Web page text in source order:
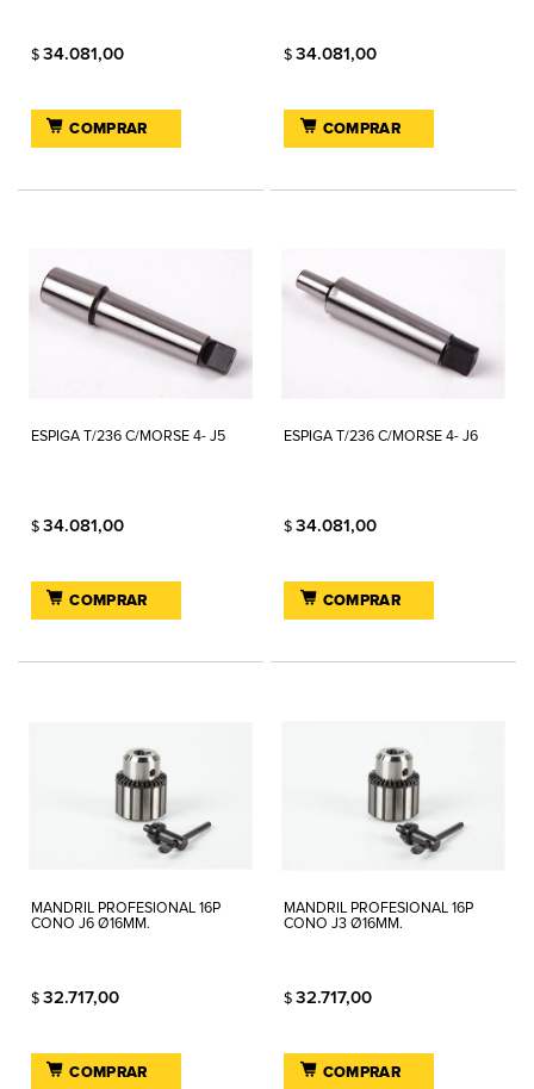
$ 34.081,00
COMPRAR
$34.081,00
COMPRAR
ESPIGA T/236 C/MORSE 4- J5
$ 34.081,00
COMPRAR
ESPIGA T/236 C/MORSE 4- J6
$34.081,00
COMPRAR
MANDRIL PROFESIONAL 16P
CONO J6 Ø16MM.
$ 32.717,00
COMPRAR
MANDRIL PROFESIONAL 16P
CONO J3 Ø16MM.
$32.717,00
COMPRAR